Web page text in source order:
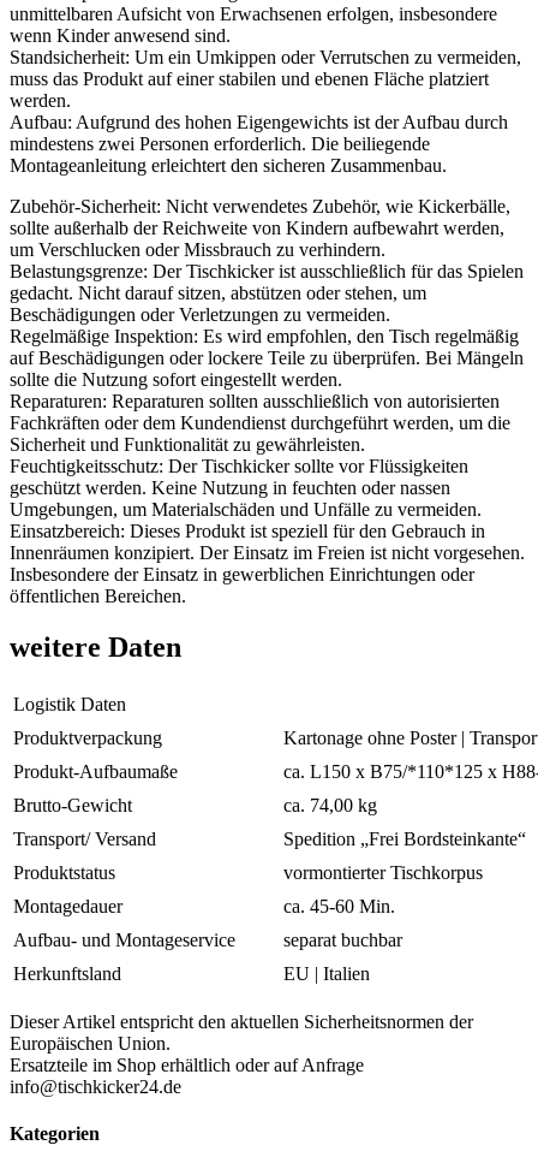
unmittelbaren Aufsicht von Erwachsenen erfolgen, insbesondere
wenn Kinder anwesend sind.
Standsicherheit: Um ein Umkippen oder Verrutschen zu vermeiden,
muss das Produkt auf einer stabilen und ebenen Fläche platziert
werden.
Aufbau: Aufgrund des hohen Eigengewichts ist der Aufbau durch
mindestens zwei Personen erforderlich. Die beiliegende
Montageanleitung erleichtert den sicheren Zusammenbau.
Zubehör-Sicherheit: Nicht verwendetes Zubehör, wie Kickerbälle,
sollte außerhalb der Reichweite von Kindern aufbewahrt werden,
um Verschlucken oder Missbrauch zu verhindern.
Belastungsgrenze: Der Tischkicker ist ausschließlich für das Spielen
gedacht. Nicht darauf sitzen, abstützen oder stehen, um
Beschädigungen oder Verletzungen zu vermeiden.
Regelmäßige Inspektion: Es wird empfohlen, den Tisch regelmäßig
auf Beschädigungen oder lockere Teile zu überprüfen. Bei Mängeln
sollte die Nutzung sofort eingestellt werden.
Reparaturen: Reparaturen sollten ausschließlich von autorisierten
Fachkräften oder dem Kundendienst durchgeführt werden, um die
Sicherheit und Funktionalität zu gewährleisten.
Feuchtigkeitsschutz: Der Tischkicker sollte vor Flüssigkeiten
geschützt werden. Keine Nutzung in feuchten oder nassen
Umgebungen, um Materialschäden und Unfälle zu vermeiden.
Einsatzbereich: Dieses Produkt ist speziell für den Gebrauch in
Innenräumen konzipiert. Der Einsatz im Freien ist nicht vorgesehen.
Insbesondere der Einsatz in gewerblichen Einrichtungen oder
öffentlichen Bereichen.
weitere Daten
Logistik Daten
Produktverpackung
Kartonage ohne Poster |
Produkt-Aufbaumaße
ca. L150 x B75/*110*125 x
Brutto-Gewicht
ca. 74,00 kg
Transport/ Versand
Spedition „Frei Bordsteinkante“
Produktstatus
vormontierter Tischkorpus
Montagedauer
ca. 45-60 Min.
Aufbau- und Montageservice
separat buchbar
Herkunftsland
EU | Italien
Dieser Artikel entspricht den aktuellen Sicherheitsnormen der
Europäischen Union.
Ersatzteile im Shop erhältlich oder auf Anfrage
info@tischkicker24.de
Kategorien